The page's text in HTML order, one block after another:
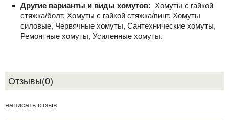
Другие варианты и виды хомутов: Хомуты с гайкой
стяжка/болт, Хомуты с гайкой стяжка/винт, Хомуты
силовые, Червячные хомуты, Сантехнические хомуты,
Ремонтные хомуты, Усиленные хомуты.
Отзывы(0)
написать отзыв